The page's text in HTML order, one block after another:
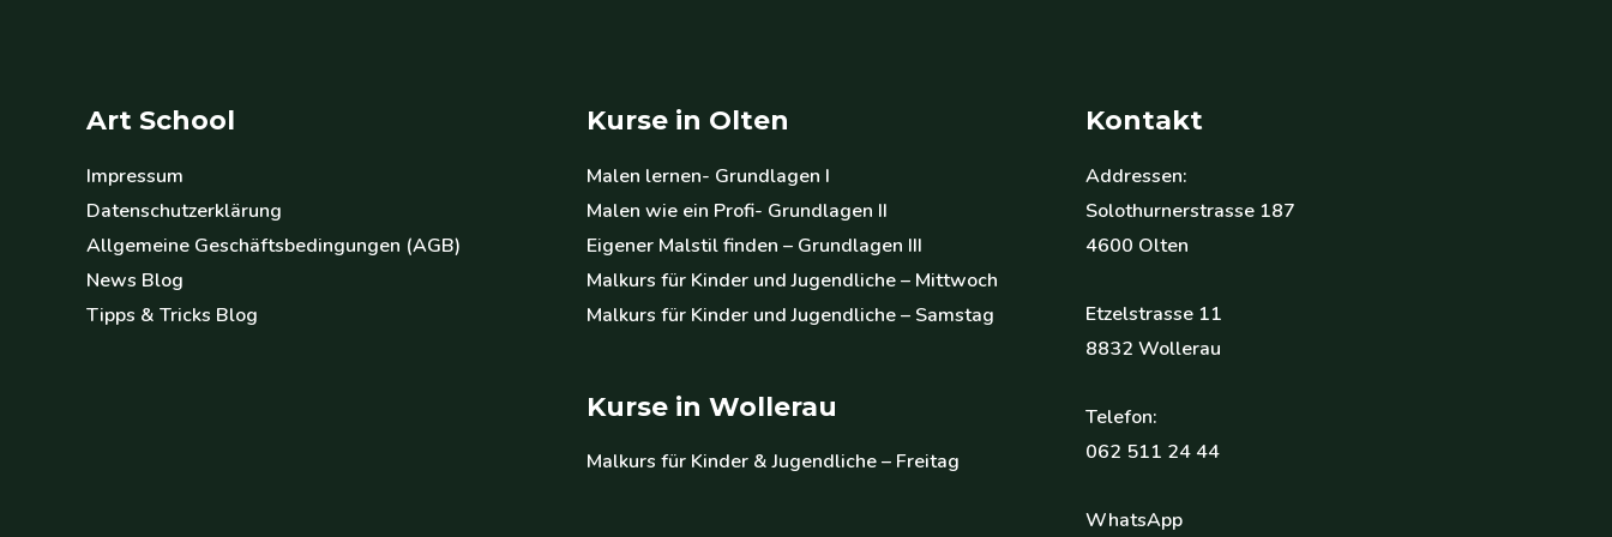
Art School
Impressum
Datenschutzerklärung
Allgemeine Geschäftsbedingungen (AGB)
News Blog
Tipps & Tricks Blog
Kurse in Olten
Malen lernen- Grundlagen I
Malen wie ein Profi- Grundlagen II
Eigener Malstil finden – Grundlagen III
Malkurs für Kinder und Jugendliche – Mittwoch
Malkurs für Kinder und Jugendliche – Samstag
Kurse in Wollerau
Malkurs für Kinder & Jugendliche – Freitag
Kontakt
Addressen:
Solothurnerstrasse 187
4600 Olten
Etzelstrasse 11
8832 Wollerau
Telefon:
062 511 24 44
WhatsApp